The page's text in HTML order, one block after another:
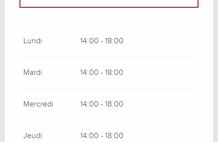
Lundi 14:00 - 18:00
Mardi 14:00 - 18:00
Mercredi 14:00 - 18:00
Jeudi 14:00 - 18:00